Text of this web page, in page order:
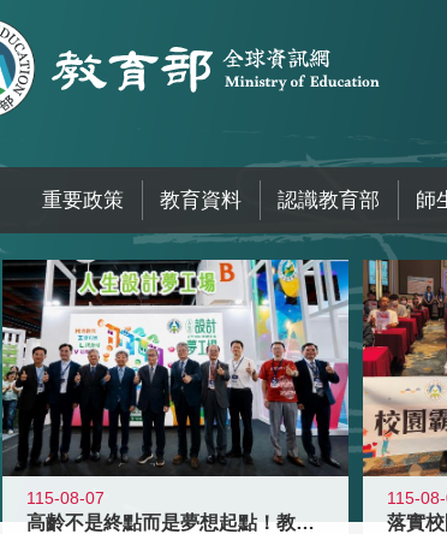
重要政策 教育資料 認識教育部 師
115-08-07
高齡不是終點而是夢想起點！教育部打
115-